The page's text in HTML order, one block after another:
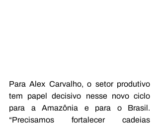
Para Alex Carvalho, o setor produtivo
tem papel decisivo nesse novo ciclo
para a Amazônia e para o Brasil.
“Precisamos fortalecer cadeias